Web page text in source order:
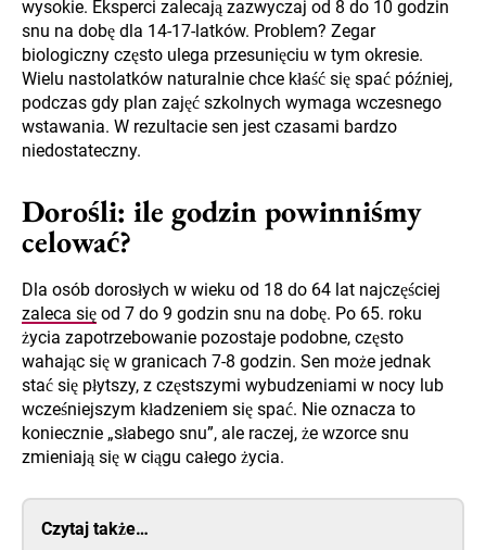
wysokie. Eksperci zalecają zazwyczaj od 8 do 10 godzin
snu na dobę dla 14-17-latków. Problem? Zegar
biologiczny często ulega przesunięciu w tym okresie.
Wielu nastolatków naturalnie chce kłaść się spać później,
podczas gdy plan zajęć szkolnych wymaga wczesnego
wstawania. W rezultacie sen jest czasami bardzo
niedostateczny.
Dorośli: ile godzin powinniśmy
celować?
Dla osób dorosłych w wieku od 18 do 64 lat najczęściej
zaleca się od 7 do 9 godzin snu na dobę. Po 65. roku
życia zapotrzebowanie pozostaje podobne, często
wahając się w granicach 7-8 godzin. Sen może jednak
stać się płytszy, z częstszymi wybudzeniami w nocy lub
wcześniejszym kładzeniem się spać. Nie oznacza to
koniecznie „słabego snu”, ale raczej, że wzorce snu
zmieniają się w ciągu całego życia.
Czytaj także…